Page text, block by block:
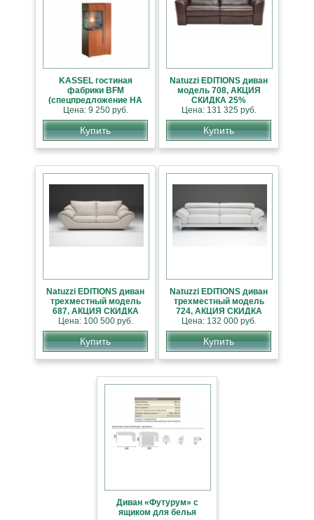
KASSEL гостиная
фабрики BFM
(спецпредложение НА
СКЛАДЕ)
Цена: 9 250 руб.
Купить
Natuzzi EDITIONS диван
модель 708, АКЦИЯ
СКИДКА 25%
Цена: 131 325 руб.
Купить
Natuzzi EDITIONS диван
трехместный модель
687, АКЦИЯ СКИДКА
25%
Цена: 100 500 руб.
Купить
Natuzzi EDITIONS диван
трехместный модель
724, АКЦИЯ СКИДКА
25%
Цена: 132 000 руб.
Купить
Диван «Футурум» с
ящиком для белья